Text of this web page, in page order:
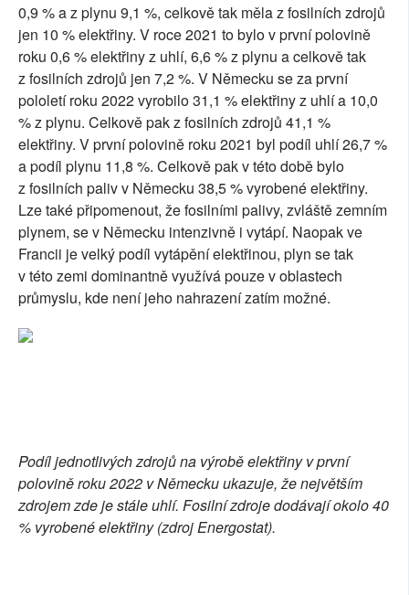
0,9 % a z plynu 9,1 %, celkově tak měla z fosilních zdrojů
jen 10 % elektřiny. V roce 2021 to bylo v první polovině
roku 0,6 % elektřiny z uhlí, 6,6 % z plynu a celkově tak
z fosilních zdrojů jen 7,2 %. V Německu se za první
pololetí roku 2022 vyrobilo 31,1 % elektřiny z uhlí a 10,0
% z plynu. Celkově pak z fosilních zdrojů 41,1 %
elektřiny. V první polovině roku 2021 byl podíl uhlí 26,7 %
a podíl plynu 11,8 %. Celkově pak v této době bylo
z fosilních paliv v Německu 38,5 % vyrobené elektřiny.
Lze také připomenout, že fosilními palivy, zvláště zemním
plynem, se v Německu intenzivně i vytápí. Naopak ve
Francii je velký podíl vytápění elektřinou, plyn se tak
v této zemi dominantně využívá pouze v oblastech
průmyslu, kde není jeho nahrazení zatím možné.
Podíl jednotlivých zdrojů na výrobě elektřiny v první
polovině roku 2022 v Německu ukazuje, že největším
zdrojem zde je stále uhlí. Fosilní zdroje dodávají okolo 40
% vyrobené elektřiny (zdroj Energostat).